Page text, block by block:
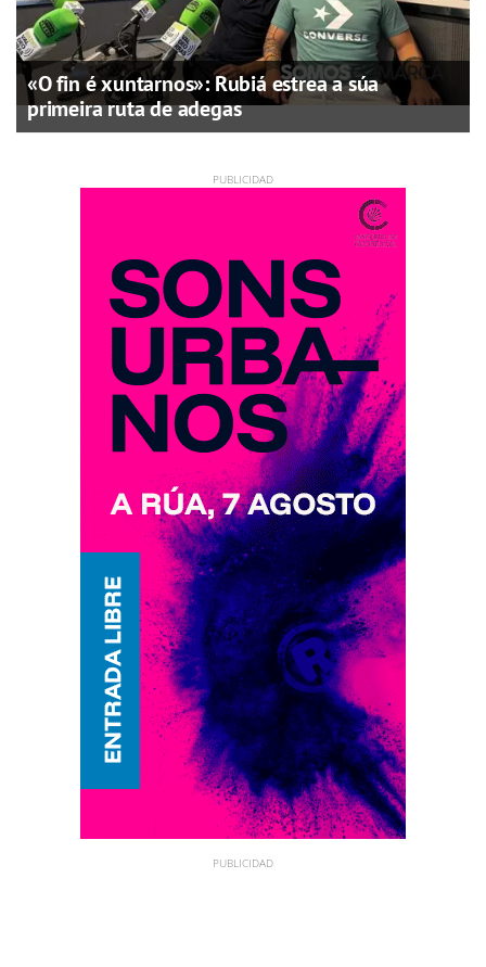
«O fin é xuntarnos»: Rubiá estrea a súa
primeira ruta de adegas